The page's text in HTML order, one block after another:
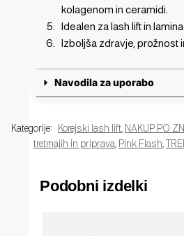
kolagenom in ceramidi.
Idealen za lash lift in
Izboljša zdravje, prožnost
Navodila za uporabo
Kategorije: Korejski lash lift NAKUP PO
tretmajih in priprava Pink Flash
Podobni izdelki